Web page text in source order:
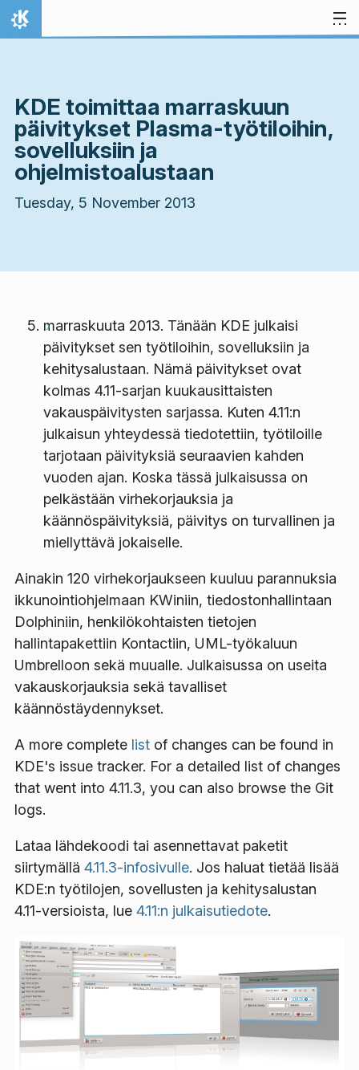
Skip to content
Home
KDE toimittaa marraskuun
päivitykset Plasma-työtiloihin,
sovelluksiin ja
ohjelmistoalustaan
Tuesday, 5 November 2013
marraskuuta 2013. Tänään KDE julkaisi
päivitykset sen työtiloihin, sovelluksiin ja
kehitysalustaan. Nämä päivitykset ovat
kolmas 4.11-sarjan kuukausittaisten
vakauspäivitysten sarjassa. Kuten 4.11:n
julkaisun yhteydessä tiedotettiin, työtiloille
tarjotaan päivityksiä seuraavien kahden
vuoden ajan. Koska tässä julkaisussa on
pelkästään virhekorjauksia ja
käännöspäivityksiä, päivitys on turvallinen ja
miellyttävä jokaiselle.
Ainakin 120 virhekorjaukseen kuuluu parannuksia
ikkunointiohjelmaan KWiniin, tiedostonhallintaan
Dolphiniin, henkilökohtaisten tietojen
hallintapakettiin Kontactiin, UML-työkaluun
Umbrelloon sekä muualle. Julkaisussa on useita
vakauskorjauksia sekä tavalliset
käännöstäydennykset.
A more complete list of changes can be found in
KDE's issue tracker. For a detailed list of changes
that went into 4.11.3, you can also browse the Git
logs.
Lataa lähdekoodi tai asennettavat paketit
siirtymällä 4.11.3-infosivulle. Jos haluat tietää lisää
KDE:n työtilojen, sovellusten ja kehitysalustan
4.11-versioista, lue 4.11:n julkaisutiedote.